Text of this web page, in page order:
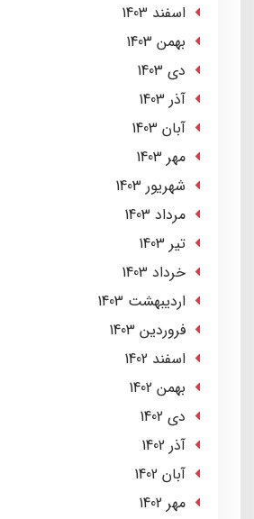
اسفند 1403
بهمن 1403
دی 1403
آذر 1403
آبان 1403
مهر 1403
شهریور 1403
مرداد 1403
تير 1403
خرداد 1403
ارديبهشت 1403
فروردین 1403
اسفند 1402
بهمن 1402
دی 1402
آذر 1402
آبان 1402
مهر 1402